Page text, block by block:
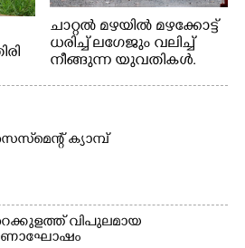
ചാറ്റൽ മഴയിൽ മഴക്കോട്ട്
ധരിച്ച് ലഗേജും വലിച്ച്
നീങ്ങുന്ന യുവതികൾ.
ക്യാമ്പ്
വിപുലമായ